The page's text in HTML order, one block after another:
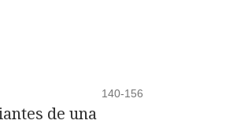
140-156
de una